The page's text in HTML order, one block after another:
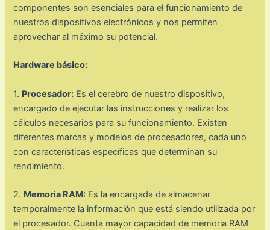
componentes son esenciales para el funcionamiento de
nuestros dispositivos electrónicos y nos permiten
aprovechar al máximo su potencial.
Hardware básico:
1. Procesador: Es el cerebro de nuestro dispositivo,
encargado de ejecutar las instrucciones y realizar los
cálculos necesarios para su funcionamiento. Existen
diferentes marcas y modelos de procesadores, cada uno
con características específicas que determinan su
rendimiento.
2. Memoria RAM: Es la encargada de almacenar
temporalmente la información que está siendo utilizada por
el procesador. Cuanta mayor capacidad de memoria RAM